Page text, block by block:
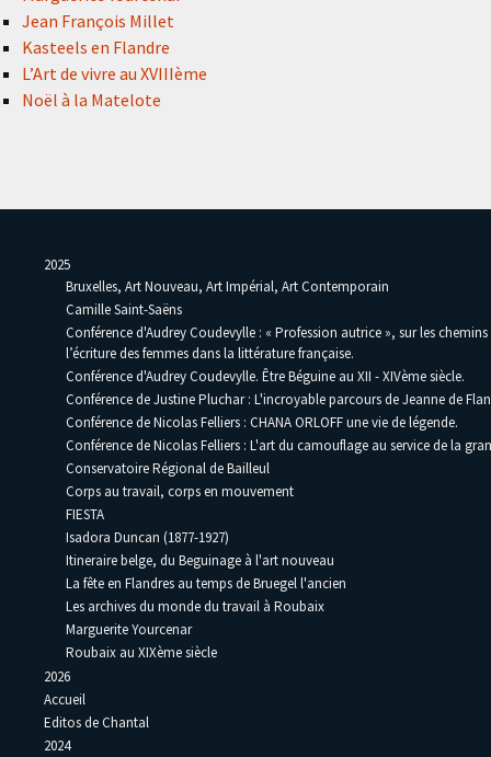
Jean François Millet
Kasteels en Flandre
L’Art de vivre au XVIIIème
Noël à la Matelote
2025
Bruxelles, Art Nouveau, Art Impérial, Art Contemporain
Camille Saint-Saëns
Conférence d'Audrey Coudevylle : « Profession autrice », sur les
l’écriture des femmes dans la littérature française.
Conférence d'Audrey Coudevylle. Être Béguine au XII - XIVème siècle.
Conférence de Justine Pluchar : L'incroyable parcours de Jeanne de
Conférence de Nicolas Felliers : CHANA ORLOFF une vie de légende.
Conférence de Nicolas Felliers : L'art du camouflage au service de la
Conservatoire Régional de Bailleul
Corps au travail, corps en mouvement
FIESTA
Isadora Duncan (1877-1927)
Itineraire belge, du Beguinage à l'art nouveau
La fête en Flandres au temps de Bruegel l'ancien
Les archives du monde du travail à Roubaix
Marguerite Yourcenar
Roubaix au XIXème siècle
2026
Accueil
Editos de Chantal
2024